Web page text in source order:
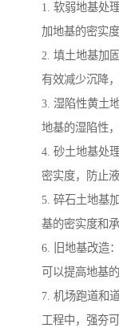
1. 软弱地基处
加地基的密实度
2. 填土地基加
有效减少沉降
3. 湿陷性黄土
地基的湿陷性
4. 砂土地基处
密实度，防止液
5. 碎石土地基
基的密实度和承
6. 旧地基改造
可以提高地基
7. 机场跑道和
工程中，强夯